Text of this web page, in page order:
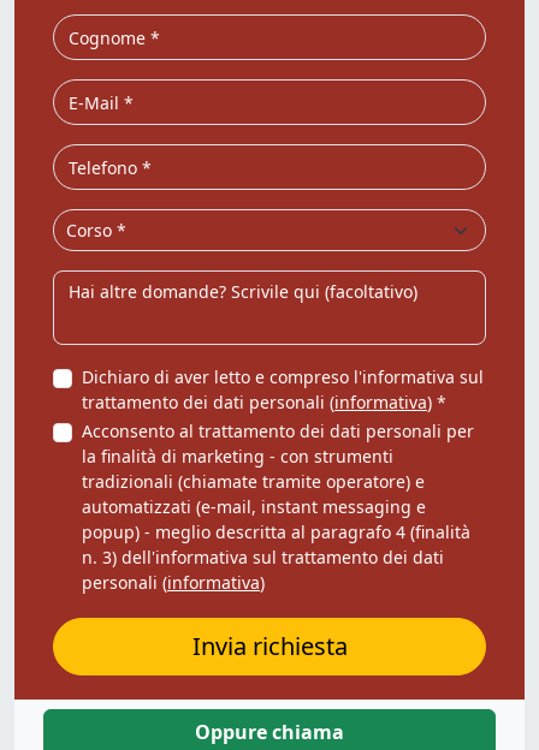
Dichiaro di aver letto e compreso l'informativa sul
trattamento dei dati personali (informativa) *
Acconsento al trattamento dei dati personali per
la finalità di marketing - con strumenti
tradizionali (chiamate tramite operatore) e
automatizzati (e-mail, instant messaging e
popup) - meglio descritta al paragrafo 4 (finalità
n. 3) dell'informativa sul trattamento dei dati
personali (informativa)
Invia richiesta
Oppure chiama